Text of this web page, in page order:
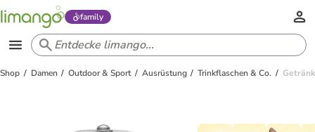
family
Shop Damen Outdoor & Sport Ausrüstung Trinkflaschen & Co.